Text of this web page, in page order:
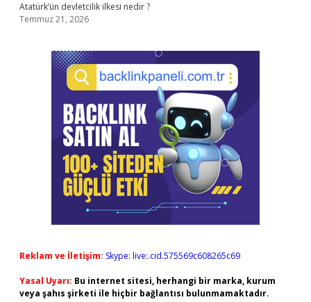
Atatürk’ün devletcilik ilkesi nedir ?
Temmuz 21, 2026
Reklam ve İletişim: Skype: live:.cid.575569c608265c69
Yasal Uyarı: Bu internet sitesi, herhangi bir marka, kurum
veya şahıs şirketi ile hiçbir bağlantısı bulunmamaktadır.